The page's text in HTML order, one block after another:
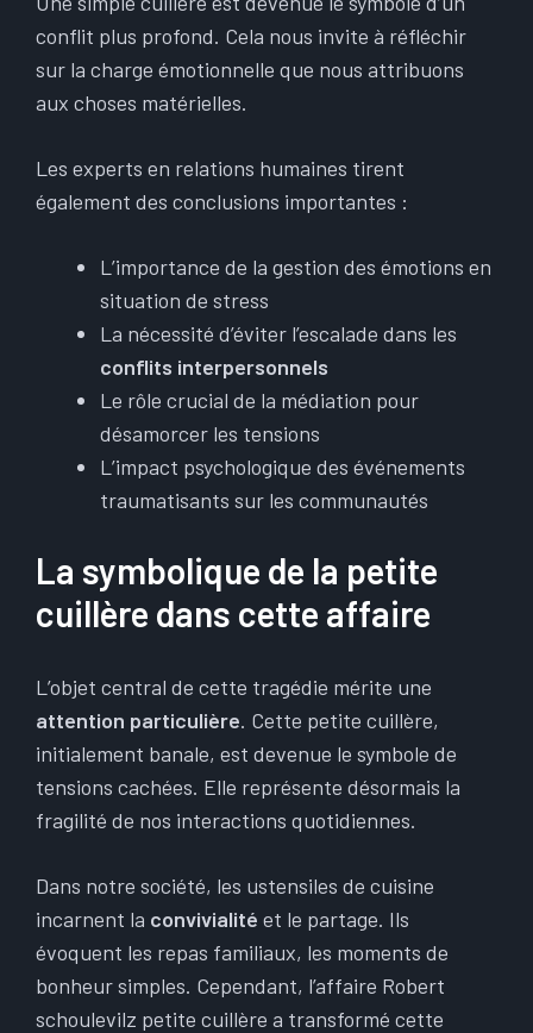
conflit plus profond. Cela nous invite à réfléchir
sur la charge émotionnelle que nous attribuons
aux choses matérielles.
Les experts en relations humaines tirent
également des conclusions importantes :
L’importance de la gestion des émotions en
situation de stress
La nécessité d’éviter l’escalade dans les
conflits interpersonnels
Le rôle crucial de la médiation pour
désamorcer les tensions
L’impact psychologique des événements
traumatisants sur les communautés
La symbolique de la petite
cuillère dans cette affaire
L’objet central de cette tragédie mérite une
attention particulière. Cette petite cuillère,
initialement banale, est devenue le symbole de
tensions cachées. Elle représente désormais la
fragilité de nos interactions quotidiennes.
Dans notre société, les ustensiles de cuisine
incarnent la convivialité et le partage. Ils
évoquent les repas familiaux, les moments de
bonheur simples. Cependant, l’affaire Robert
schoulevilz petite cuillère a transformé cette